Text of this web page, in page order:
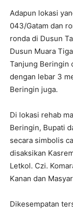
Adapun lokasi
043/Gatam dan
ronda di Dusun
Dusun Muara
Tanjung Beringin
dengan lebar 3
Beringin juga.
Di lokasi rehab
Beringin, Bupati
secara simbolis
disaksikan
Letkol. Czi.
Kanan dan
Dikesempatan